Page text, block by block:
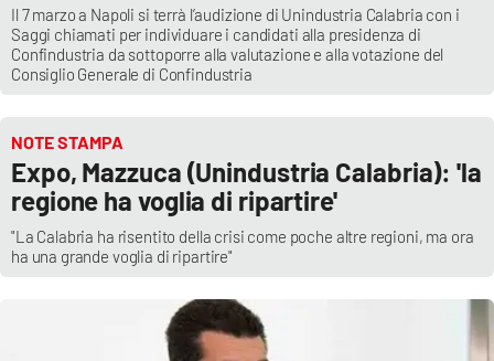
Il 7 marzo a Napoli si terrà l’audizione di Unindustria Calabria con i
Saggi chiamati per individuare i candidati alla presidenza di
Confindustria da sottoporre alla valutazione e alla votazione del
Consiglio Generale di Confindustria
NOTE STAMPA
Expo, Mazzuca (Unindustria Calabria): 'la
regione ha voglia di ripartire'
"La Calabria ha risentito della crisi come poche altre regioni, ma ora
ha una grande voglia di ripartire"